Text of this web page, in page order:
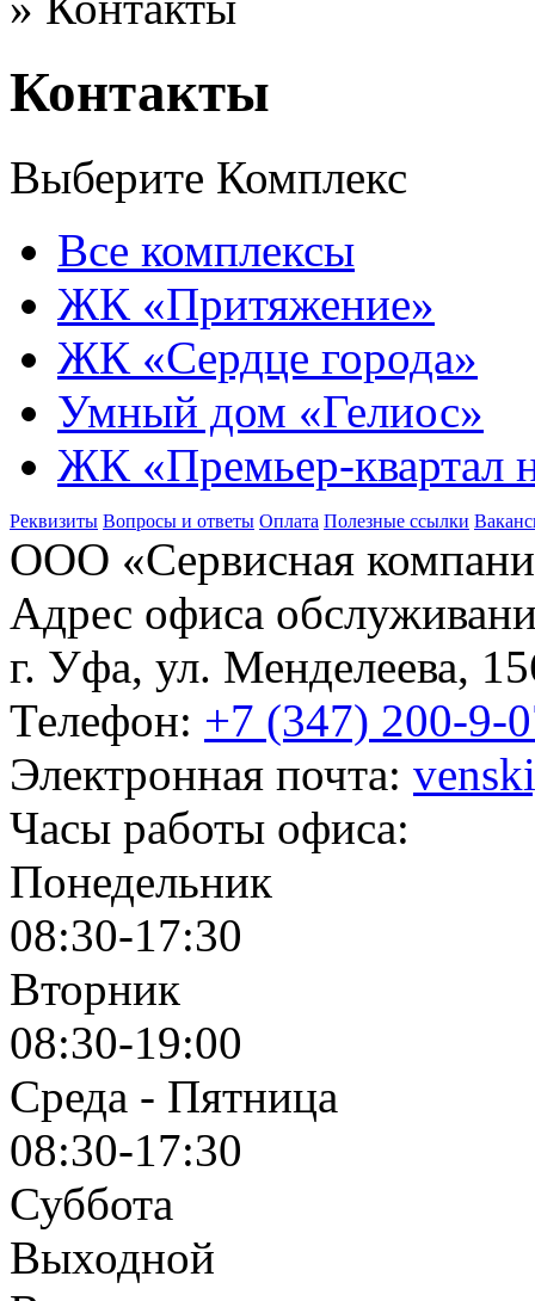
Контакты
Выберите Комплекс
Все комплексы
ЖК «Притяжение»
ЖК «Сердце города»
Умный дом «Гелиос»
ЖК «Премьер-квартал
Реквизиты Вопросы и ответы Оплата Полезные ссылки
ООО «Сервисная
Адрес офиса
г. Уфа, ул. Менделеева,
Телефон: +7 (347) 200-9-
Электронная почта:
Часы работы офиса:
Понедельник
08:30-17:30
Вторник
08:30-19:00
Среда - Пятница
08:30-17:30
Суббота
Выходной